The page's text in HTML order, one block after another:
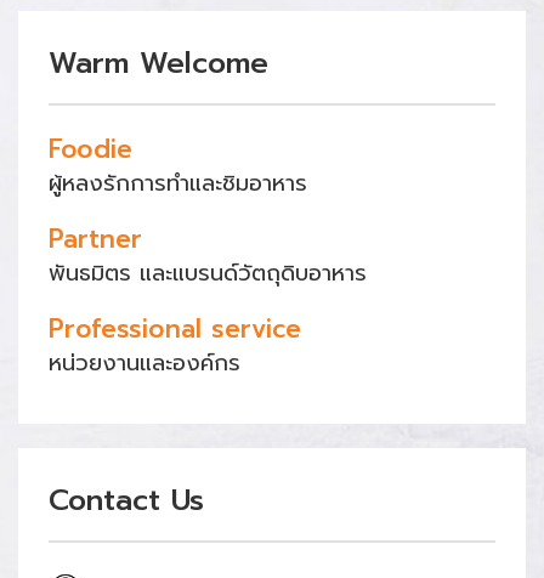
Warm Welcome
Foodie
ผู้หลงรักการทำและชิมอาหาร
Partner
พันธมิตร และแบรนด์วัตถุดิบอาหาร
Professional service
หน่วยงานและองค์กร
Contact Us